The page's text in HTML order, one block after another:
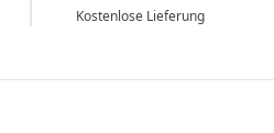
Kostenlose Lieferung